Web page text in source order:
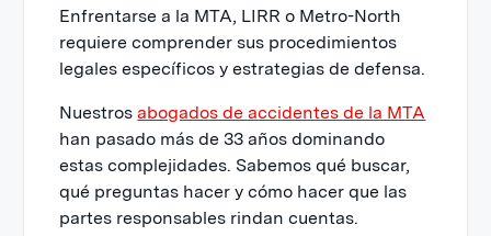
Enfrentarse a la MTA, LIRR o Metro-North
requiere comprender sus procedimientos
legales específicos y estrategias de defensa.
Nuestrosabogados de accidentes de la MTA
han pasado más de 33 años dominando
estas complejidades. Sabemos qué buscar,
qué preguntas hacer y cómo hacer que las
partes responsables rindan cuentas.